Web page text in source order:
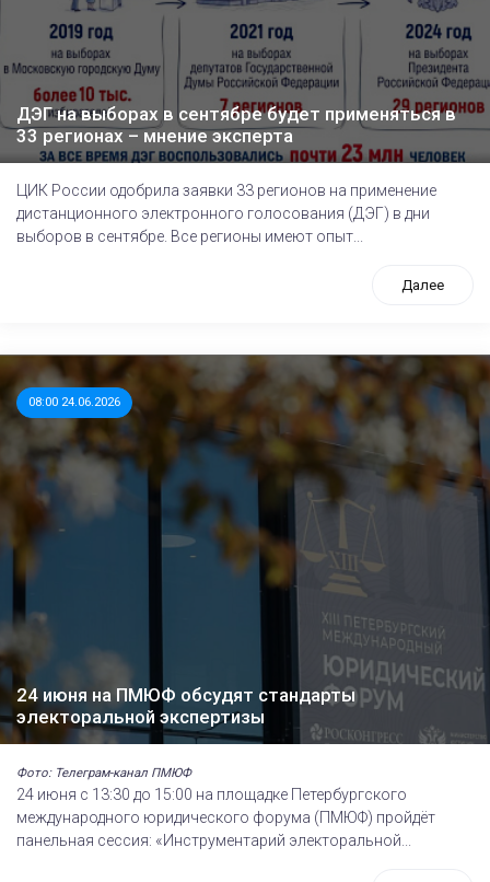
ДЭГ на выборах в сентябре будет применяться в
33 регионах – мнение эксперта
ЦИК России одобрила заявки 33 регионов на применение
дистанционного электронного голосования (ДЭГ) в дни
выборов в сентябре. Все регионы имеют опыт...
Далее
08:00 24.06.2026
24 июня на ПМЮФ обсудят стандарты
электоральной экспертизы
Фото: Телеграм-канал ПМЮФ
24 июня с 13:30 до 15:00 на площадке Петербургского
международного юридического форума (ПМЮФ) пройдёт
панельная сессия: «Инструментарий электоральной...